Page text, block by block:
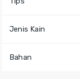
Jenis Kain
Bahan